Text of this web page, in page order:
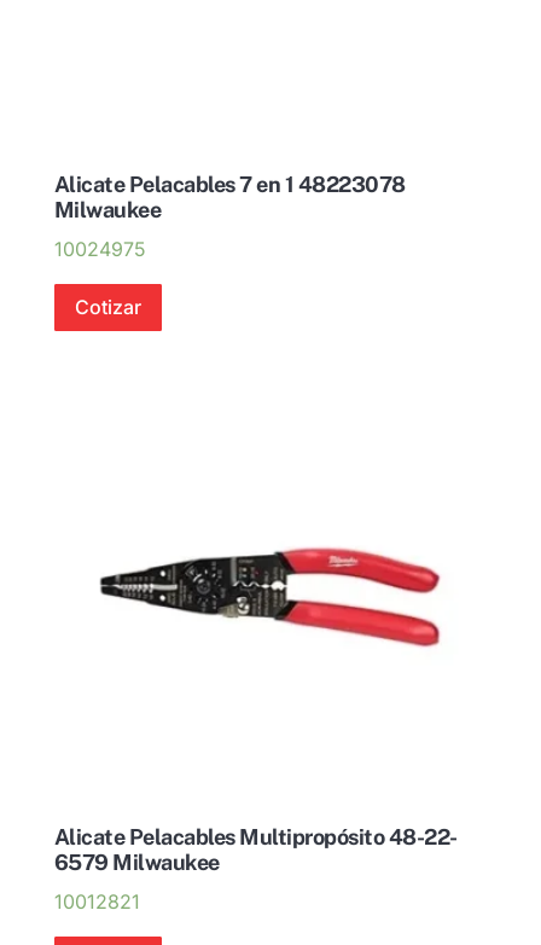
Alicate Pelacables 7 en 1 48223078
Milwaukee
10024975
Cotizar
Alicate Pelacables Multipropósito 48-22-
6579 Milwaukee
10012821